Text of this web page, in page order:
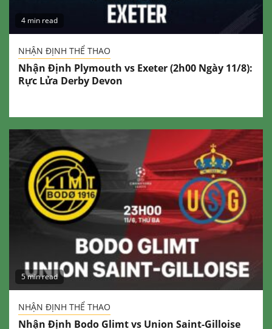
4 min read
NHẬN ĐỊNH THỂ THAO
Nhận Định Plymouth vs Exeter (2h00 Ngày 11/8):
Rực Lửa Derby Devon
5 min read
NHẬN ĐỊNH THỂ THAO
Nhận Định Bodo Glimt vs Union Saint-Gilloise